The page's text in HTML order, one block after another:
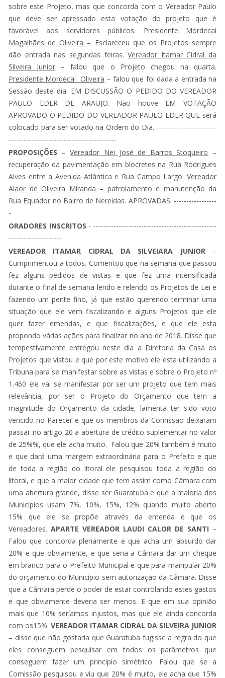
sobre este Projeto, mas que concorda com o Vereador Paulo
que deve ser apressado esta votação do projeto que é
favorável aos servidores públicos. Presidente Mordecai
Magalhães de Oliveira – Esclareceu que os Projetos sempre
dão entrada nas segundas feiras.Vereador Itamar Cidral da
Silveira Junior – falou que o Projeto chegou na quarta.
Presidente Mordecai Oliveira – falou que foi dada a entrada na
Sessão deste dia. EM DISCUSSÃO O PEDIDO DO VEREADOR
PAULO EDER DE ARAUJO. Não houve EM VOTAÇÃO
APROVADO O PEDIDO DO VEREADOR PAULO EDER QUE será
colocado para ser votado na Ordem do Dia. ------------------------
-------------------------------------------
PROPOSIÇÕES –Vereador Nei José de Barros Stoqueiro –
recuperação da pavimentação em blocretes na Rua Rodrigues
Alves entre a Avenida Atlântica e Rua Campo Largo. Vereador
Alaor de Oliveira Miranda – patrolamento e manutenção da
Rua Equador no Bairro de Nereidas. APROVADAS. -----------------
-
ORADORES INSCRITOS - -------------------------------------------------
---------------------
VEREADOR ITAMAR CIDRAL DA SILVEIARA JUNIOR–
Cumprimentou a todos. Comentou que na semana que passou
fez alguns pedidos de vistas e que fez uma intensificada
durante o final de semana lendo e relendo os Projetos de Lei e
fazendo um pente fino, já que estão querendo terminar uma
situação que ele vem fiscalizando e alguns Projetos que ele
quer fazer emendas, e que fiscalizações, e que ele esta
propondo várias ações para finalizar no ano de 2018. Disse que
tempestivamente entregou neste dia a Diretoria da Casa os
Projetos que vistou e que por este motivo ele esta utilizando a
Tribuna para se manifestar sobre as vistas e sobre o Projeto nº
1.460 ele vai se manifestar por ser um projeto que tem mais
relevância, por ser o Projeto do Orçamento que tem a
magnitude do Orçamento da cidade, lamenta ter sido voto
vencido no Parecer e que os membros da Comissão deixaram
passar no artigo 20 a abertura de crédito suplementar no valor
de 25%%, que ele acha muito. Falou que 20% também é muito
e que dará uma margem extraordinária para o Prefeito e que
de toda a região do litoral ele pesquisou toda a região do
litoral, e que a maior cidade que tem assim como Câmara com
uma abertura grande, disse ser Guaratuba e que a maioria dos
Municípios usam 7%, 10%, 15%, 12% quando muito aberto
15% que ele se propõe através da emenda e que os
Vereadores. APARTE VEREADOR LAUDI CALOR DE SANTI –
Falou que concorda plenamente e que acha um absurdo dar
20% e que obviamente, e que seria a Câmara dar um cheque
em branco para o Prefeito Municipal e que para manipular 20%
do orçamento do Município sem autorização da Câmara. Disse
que a Câmara perde o poder de estar controlando estes gastos
e que obviamente deveria ser menos. E que em sua opinião
mais que 10% seríamos injustos, mas que ele ainda concorda
com os15%. VEREADOR ITAMAR CIDRAL DA SILVEIRA JUNIOR
– disse que não gostaria que Guaratuba fugisse a regra do que
eles conseguem pesquisar em todos os parâmetros que
conseguem fazer um principio simétrico. Falou que se a
Comissão pesquisou e viu que 20% é muito, ele acha que 15%